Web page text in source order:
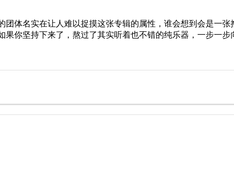
体名实在让人难以捉摸这张专辑的属性，谁会想到会是一
你坚持下来了，熬过了其实听着也不错的纯乐器，一步一